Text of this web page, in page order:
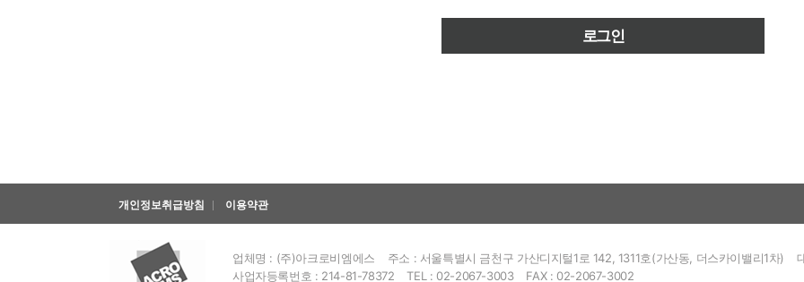
개인정보취급방침 이용약관
업체명 : (주)아크로비엠에스 주소 : 서울특별시 금천구 가산디지털1로 142, 1311호(가산동, 더스카이밸리1차)
사업자등록번호 : 214-81-78372
TEL : 02-2067-3003 FAX : 02-2067-3002